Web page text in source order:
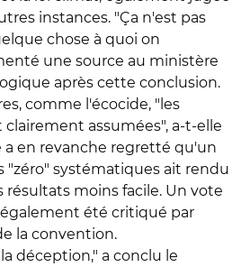
instances. "Ça n'est pas
chose à quoi on
une source au ministère
après cette conclusion.
comme l'écocide, "les
assumées", a-t-elle
a en revanche regretté qu'un
"zéro" systématiques ait rendu
résultats moins facile. Un vote
été critiqué par
la convention.
déception," a conclu le